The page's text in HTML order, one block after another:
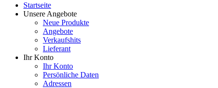
Startseite
Unsere Angebote
Neue Produkte
Angebote
Verkaufshits
Lieferant
Ihr Konto
Ihr Konto
Persönliche Daten
Adressen